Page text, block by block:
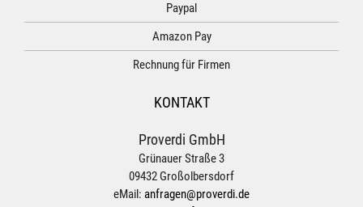
Paypal
Amazon Pay
Rechnung für Firmen
KONTAKT
Proverdi GmbH
Grünauer Straße 3
09432 Großolbersdorf
eMail: anfragen@proverdi.de